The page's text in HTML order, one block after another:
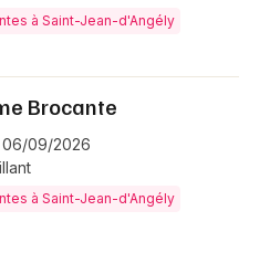
à Saint-Jean-d'Angély
Brocante
06/09/2026
à Saint-Jean-d'Angély